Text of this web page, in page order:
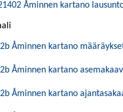
Åminnen kartano
Åminnen kartano
Åminnen kartano
Åminnen kartano